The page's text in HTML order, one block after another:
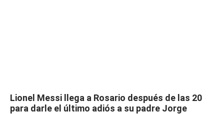
Lionel Messi llega a Rosario después de las 20
para darle el último adiós a su padre Jorge